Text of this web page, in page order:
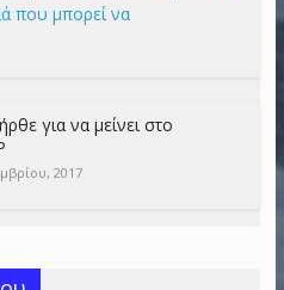
που μπορεί να
για να μείνει στο
2017